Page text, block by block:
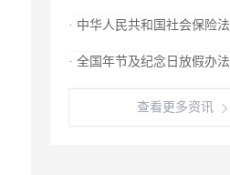
· 中华人民共和国社会保险法
· 全国年节及纪念日放假办法
查看更多资讯